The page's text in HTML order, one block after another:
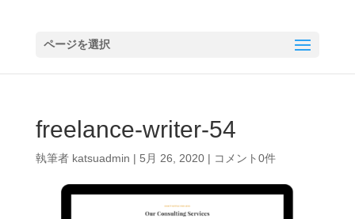
ページを選択
freelance-writer-54
執筆者 katsuadmin | 5月 26, 2020| コメント0件